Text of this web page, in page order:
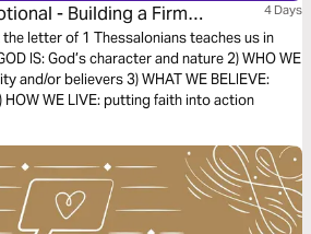
- Building a Firm
Bible Effect)
4 Days
letter of 1 Thessalonians teaches us in
IS: God’s character and nature 2) WHO WE
and/or believers 3) WHAT WE BELIEVE:
WE LIVE: putting faith into action